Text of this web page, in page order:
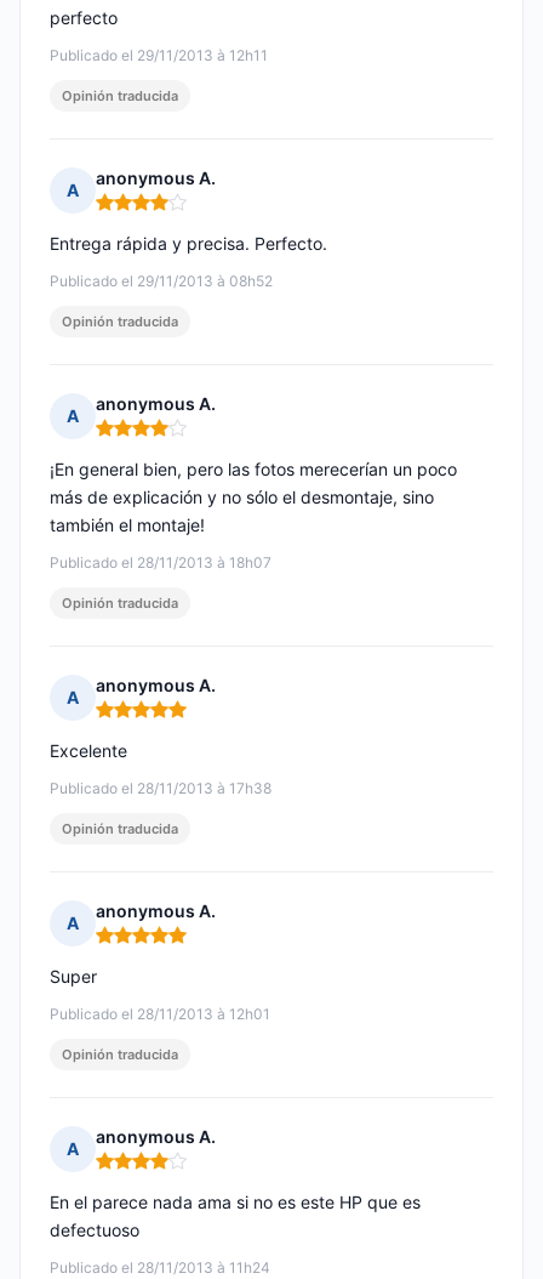
Publicado el 29/11/2013 à 12h11
perfecto
Opinión traducida
A
anonymous A.
Nota: 4 de 5
Publicado el 29/11/2013 à 08h52
Entrega rápida y precisa. Perfecto.
Opinión traducida
A
anonymous A.
Nota: 4 de 5
Publicado el 28/11/2013 à 18h07
¡En general bien, pero las fotos merecerían un poco
más de explicación y no sólo el desmontaje, sino
también el montaje!
Opinión traducida
A
anonymous A.
Nota: 5 de 5
Publicado el 28/11/2013 à 17h38
Excelente
Opinión traducida
A
anonymous A.
Nota: 5 de 5
Publicado el 28/11/2013 à 12h01
Super
Opinión traducida
A
anonymous A.
Nota: 4 de 5
Publicado el 28/11/2013 à 11h24
En el parece nada ama si no es este HP que es
defectuoso